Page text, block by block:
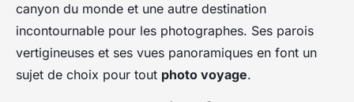
canyon du monde et une autre destination
incontournable pour les photographes. Ses parois
vertigineuses et ses vues panoramiques en font un
sujet de choix pour tout photo voyage.